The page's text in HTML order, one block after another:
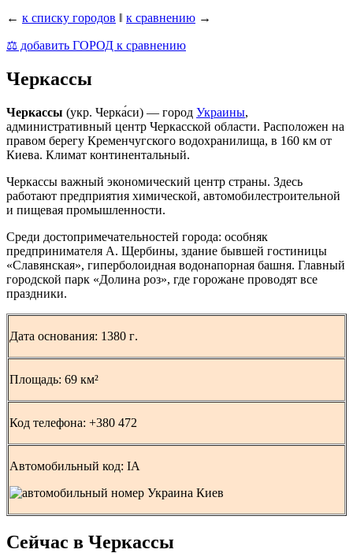
← к списку городов ‖ к сравнению →
⚖️ добавить ГОРОД к сравнению
Черкассы
Черкассы (укр. Черка́си) — город Украины,
административный центр Черкасской области. Расположен на
правом берегу Кременчугского водохранилища, в 160 км от
Киева. Климат континентальный.
Черкассы важный экономический центр страны. Здесь
работают предприятия химической, автомобилестроительной
и пищевая промышленности.
Среди достопримечательностей города: особняк
предпринимателя А. Щербины, здание бывшей гостиницы
«Славянская», гиперболоидная водонапорная башня. Главный
городской парк «Долина роз», где горожане проводят все
праздники.
Дата основания: 1380 г.
Площадь: 69 км²
Код телефона: +380 472
Автомобильный код: IA
Сейчас в Черкассы